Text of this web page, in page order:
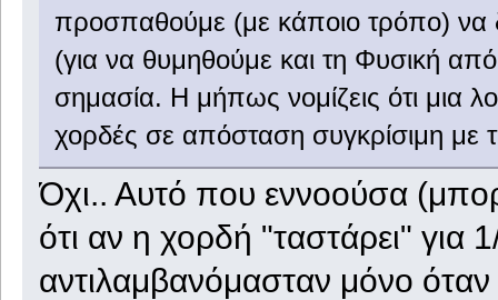
προσπαθούμε (με κάποιο τρόπο) να
(για να θυμηθούμε και τη Φυσική
σημασία. Η μήπως νομίζεις ότι μια
χορδές σε απόσταση συγκρίσιμη με
Όχι.. Αυτό που εννοούσα
ότι αν η χορδή "ταστάρει" για
αντιλαμβανόμασταν μόνο όταν